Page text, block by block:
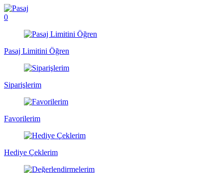
0
Pasaj Limitini Öğren
Siparişlerim
Favorilerim
Hediye Çeklerim